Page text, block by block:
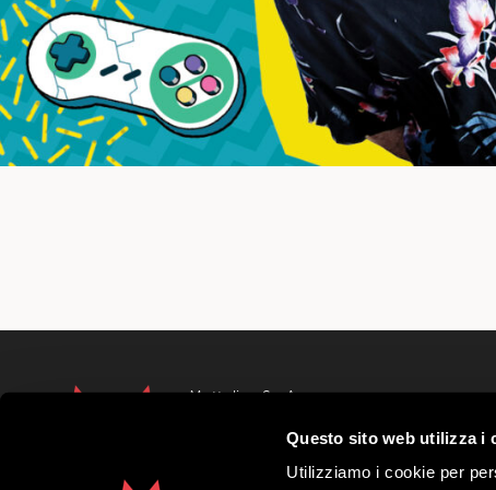
Questo sito web utilizza i
Utilizziamo i cookie per
Mottolino S.p.A.
Capitale Sociale € 8.772.000,00 – REA di